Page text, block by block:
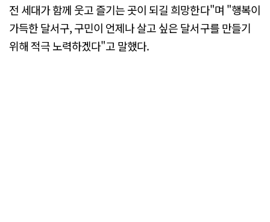
전 세대가 함께 웃고 즐기는 곳이 되길 희망한다"며 "행복이
가득한 달서구, 구민이 언제나 살고 싶은 달서구를 만들기
위해 적극 노력하겠다"고 말했다.